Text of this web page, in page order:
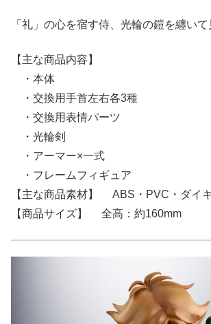
「礼」の心を宿す侍、光輪の鎧を纏いて
【主な商品内容】
・本体
・交換用手首左右各3種
・交換用表情パーツ
・光輪剣
・アーマー×一式
・フレームフィギュア
【主な商品素材】 ABS・PVC・ダイ
【商品サイズ】 全高：約160mm